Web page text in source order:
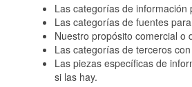
Las categorías de información
Las categorías de fuentes
Nuestro propósito comercial o
Las categorías de terceros
Las piezas específicas de
si las hay.